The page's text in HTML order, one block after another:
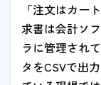
「注文はカー
求書は会計ソ
ラに管理され
タをCSVで出